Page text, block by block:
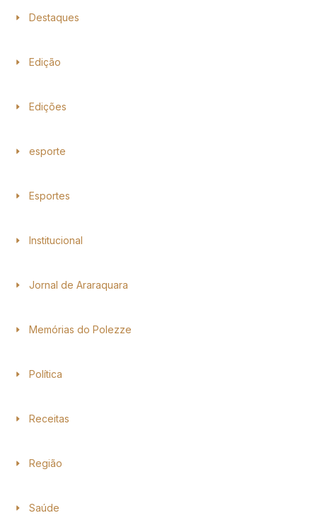
Destaques
Edição
Edições
esporte
Esportes
Institucional
Jornal de Araraquara
Memórias do Polezze
Política
Receitas
Região
Saúde